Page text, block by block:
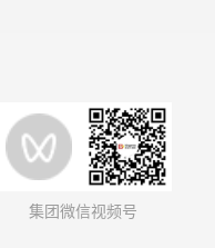
集团微信视频号